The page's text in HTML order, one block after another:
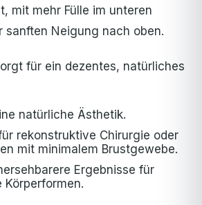
mit mehr Fülle im unteren
sanften Neigung nach oben.
für ein dezentes, natürliches
natürliche Ästhetik.
rekonstruktive Chirurgie oder
mit minimalem Brustgewebe.
Ergebnisse für
Körperformen.